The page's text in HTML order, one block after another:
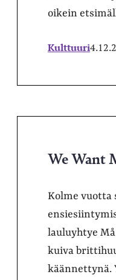
oikein
Kulttuuri
We Want
Kolme vuotta
lauluyhtye
kuiva
käännettynä.